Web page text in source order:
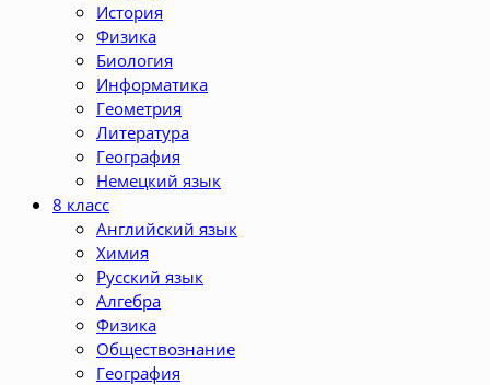
История
Физика
Биология
Информатика
Геометрия
Литература
География
Немецкий язык
8 класс
Английский язык
Химия
Русский язык
Алгебра
Физика
Обществознание
География